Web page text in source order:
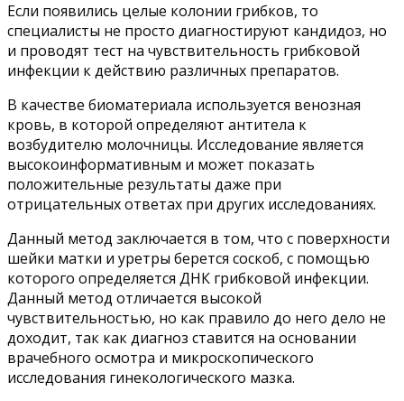
Если появились целые колонии грибков, то
специалисты не просто диагностируют кандидоз, но
и проводят тест на чувствительность грибковой
инфекции к действию различных препаратов.
В качестве биоматериала используется венозная
кровь, в которой определяют антитела к
возбудителю молочницы. Исследование является
высокоинформативным и может показать
положительные результаты даже при
отрицательных ответах при других исследованиях.
Данный метод заключается в том, что с поверхности
шейки матки и уретры берется соскоб, с помощью
которого определяется ДНК грибковой инфекции.
Данный метод отличается высокой
чувствительностью, но как правило до него дело не
доходит, так как диагноз ставится на основании
врачебного осмотра и микроскопического
исследования гинекологического мазка.